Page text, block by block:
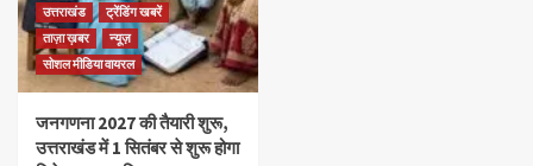
उत्तराखंड
ट्रेंडिंग खबरें
ताज़ा ख़बर
न्यूज़
सोशल मीडिया वायरल
जनगणना 2027 की तैयारी शुरू,
उत्तराखंड में 1 सितंबर से शुरू होगा